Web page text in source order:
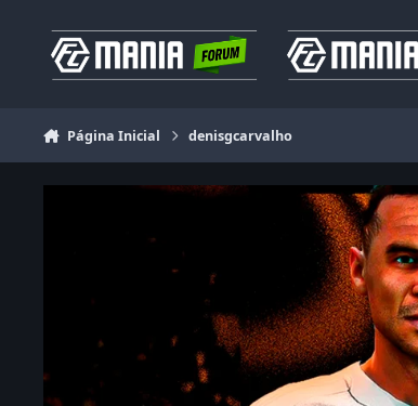
Página Inicial denisgcarvalho